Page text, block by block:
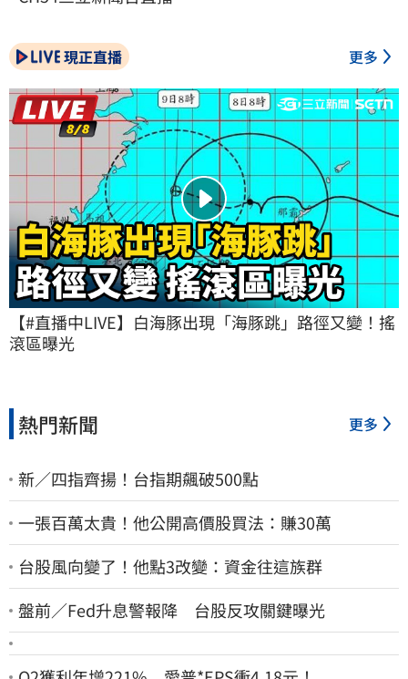
現正直播 更多
【#直播中LIVE】白海豚出現「海豚跳」路徑又變！搖
滾區曝光
熱門新聞 更多
新／四指齊揚！台指期飆破500點
一張百萬太貴！他公開高價股買法：賺30萬
台股風向變了！他點3改變：資金往這族群
盤前／Fed升息警報降 台股反攻關鍵曝光